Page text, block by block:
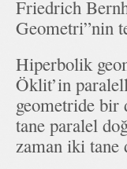
Friedrich
Geometri”nin
Hiperbolik
Öklit’in
geometride bir
tane paralel
zaman iki tane